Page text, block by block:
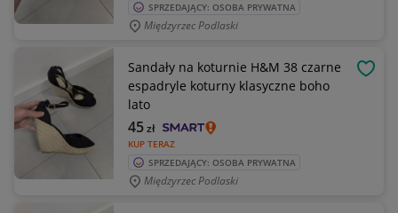
SPRZEDAJĄCY: OSOBA PRYWATNA
Międzyrzec Podlaski
Sandały na koturnie H&M 38 czarne
espadryle koturny klasyczne boho
lato
KUP TERAZ
45zł
SPRZEDAJĄCY: OSOBA PRYWATNA
Międzyrzec Podlaski